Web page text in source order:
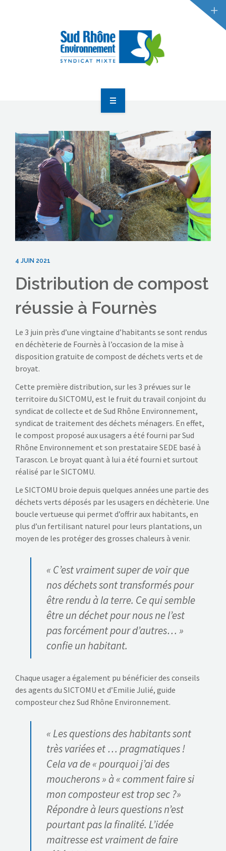
GESTION DES DÉCHETS
ACTUALITÉS
LE SYNDICAT
RÉDUCTION DES DÉCHETS
GESTION DES DÉCHETS
ACTUALITÉS
4 JUIN 2021
Distribution de compost
réussie à Fournès
Le 3 juin près d’une vingtaine d’habitants se sont rendus
en déchèterie de Fournès à l’occasion de la mise à
disposition gratuite de compost de déchets verts et de
broyat.
Cette première distribution, sur les 3 prévues sur le
territoire du SICTOMU, est le fruit du travail conjoint du
syndicat de collecte et de Sud Rhône Environnement,
syndicat de traitement des déchets ménagers. En effet,
le compost proposé aux usagers a été fourni par Sud
Rhône Environnement et son prestataire SEDE basé à
Tarascon. Le broyat quant à lui a été fourni et surtout
réalisé par le SICTOMU.
Le SICTOMU broie depuis quelques années une partie des
déchets verts déposés par les usagers en déchèterie. Une
boucle vertueuse qui permet d’offrir aux habitants, en
plus d’un fertilisant naturel pour leurs plantations, un
moyen de les protéger des grosses chaleurs à venir.
« C’est vraiment super de voir que
nos déchets sont transformés pour
être rendu à la terre. Ce qui semble
être un déchet pour nous ne l’est
pas forcément pour d’autres… »
confie un habitant.
Chaque usager a également pu bénéficier des conseils
des agents du SICTOMU et d’Emilie Julié, guide
composteur chez Sud Rhône Environnement.
« Les questions des habitants sont
très variées et … pragmatiques !
Cela va de « pourquoi j’ai des
moucherons » à « comment faire si
mon composteur est trop sec ?»
Répondre à leurs questions n’est
pourtant pas la finalité. L’idée
maitresse est vraiment de faire